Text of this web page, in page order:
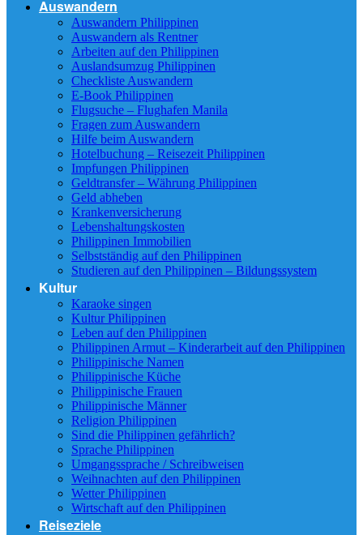
Auswandern
Auswandern Philippinen
Auswandern als Rentner
Arbeiten auf den Philippinen
Auslandsumzug Philippinen
Checkliste Auswandern
E-Book Philippinen
Flugsuche – Flughafen Manila
Fragen zum Auswandern
Hilfe beim Auswandern
Hotelbuchung – Reisezeit Philippinen
Impfungen Philippinen
Geldtransfer – Währung Philippinen
Geld abheben
Krankenversicherung
Lebenshaltungskosten
Philippinen Immobilien
Selbstständig auf den Philippinen
Studieren auf den Philippinen – Bildungssystem
Kultur
Karaoke singen
Kultur Philippinen
Leben auf den Philippinen
Philippinen Armut – Kinderarbeit auf den Philippinen
Philippinische Namen
Philippinische Küche
Philippinische Frauen
Philippinische Männer
Religion Philippinen
Sind die Philippinen gefährlich?
Sprache Philippinen
Umgangssprache / Schreibweisen
Weihnachten auf den Philippinen
Wetter Philippinen
Wirtschaft auf den Philippinen
Reiseziele